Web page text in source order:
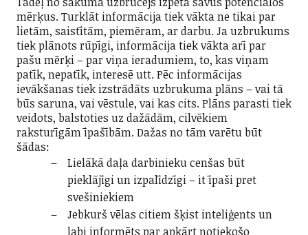
mērķus. Turklāt informācija tiek vākta ne tikai par
lietām, saistītām, piemēram, ar darbu. Ja uzbrukums
tiek plānots rūpīgi, informācija tiek vākta arī par
pašu mērķi – par viņa ieradumiem, to, kas viņam
patīk, nepatīk, interesē utt. Pēc informācijas
ievākšanas tiek izstrādāts uzbrukuma plāns – vai tā
būs saruna, vai vēstule, vai kas cits. Plāns parasti tiek
veidots, balstoties uz dažādām, cilvēkiem
raksturīgām īpašībām. Dažas no tām varētu būt
šādas:
Lielākā daļa darbinieku cenšas būt
pieklājīgi un izpalīdzīgi – it īpaši pret
svešiniekiem
Jebkurš vēlas citiem šķist inteliģents un
labi informēts par apkārt notiekošo